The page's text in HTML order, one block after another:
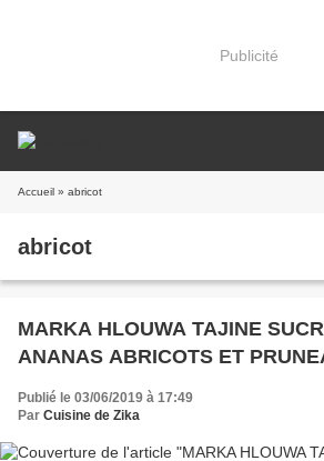
Publicité
Accueil » abricot
abricot
MARKA HLOUWA TAJINE
ANANAS ABRICOTS ET
Publié le 03/06/2019 à 17:49
Par Cuisine de Zika